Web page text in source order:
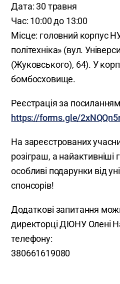
Дата: 30 травня
Час: 10:00 до 13:00
Місце: головний корпус
політехніка» (вул.
(Жуковського), 64). У
бомбосховище.
Реєстрація за
https://forms.gle/
На зареєстрованих
розіграш, а найактивніші
особливі подарунки від
спонсорів!
Додаткові запитання
директорці ДЮНУ Олені
телефону:
380661619080